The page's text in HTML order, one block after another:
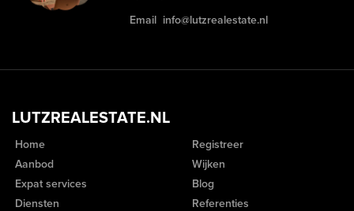
Email info@lutzrealestate.nl
LUTZREALESTATE.NL
Home
Aanbod
Expat services
Diensten
Registreer
Wijken
Blog
Referenties